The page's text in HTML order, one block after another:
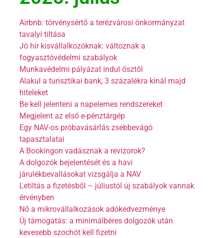
Airbnb: törvénysértő a terézvárosi önkormányzat
tavalyi tiltása
Jó hír kisvállalkozóknak: változnak a
fogyasztóvédelmi szabályok
Munkavédelmi pályázat indul ősztől
Alakul a turisztikai bank, 3 százalékra kínál majd
hiteleket
Be kell jelenteni a napelemes rendszereket
Megjelent az első e-pénztárgép
Egy NAV-os próbavásárlás zsebbevágó
tapasztalatai
A Bookingon vadásznak a revizorok?
A dolgozók bejelentését és a havi
járulékbevallásokat vizsgálja a NAV
Letiltás a fizetésből – júliustól új szabályok vannak
érvényben
Nő a mikrovállalkozások adókedvezménye
Új támogatás: a minimálbéres dolgozók után
kevesebb szochót kell fizetni